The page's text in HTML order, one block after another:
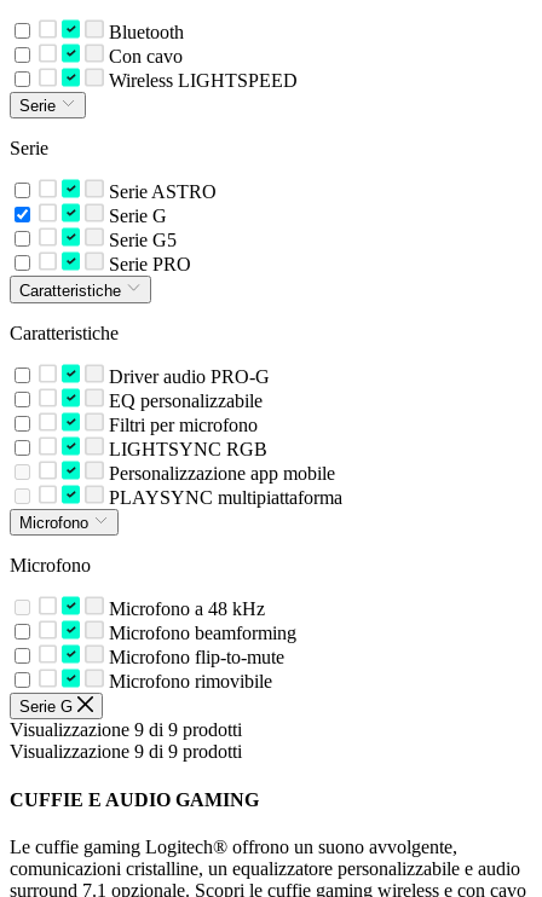
Bluetooth
Con cavo
Wireless LIGHTSPEED
Serie
Serie
Serie ASTRO
Serie G
Serie G5
Serie PRO
Caratteristiche
Caratteristiche
Driver audio PRO-G
EQ personalizzabile
Filtri per microfono
LIGHTSYNC RGB
Personalizzazione app mobile
PLAYSYNC multipiattaforma
Microfono
Microfono
Microfono a 48 kHz
Microfono beamforming
Microfono flip-to-mute
Microfono rimovibile
Serie G
Visualizzazione 9 di 9 prodotti
Visualizzazione 9 di 9 prodotti
CUFFIE E AUDIO GAMING
Le cuffie gaming Logitech® offrono un suono avvolgente,
comunicazioni cristalline, un equalizzatore personalizzabile e audio
surround 7.1 opzionale. Scopri le cuffie gaming wireless e con cavo